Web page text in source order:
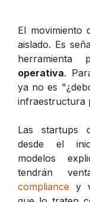
El movimiento
aislado. Es
operativa.
ya no es
infraestructura
Las startups
desde el
modelos
tendrán
compliance y